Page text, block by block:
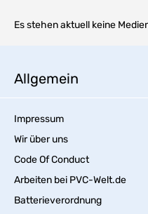
Es stehen aktuell keine
Allgemein
Impressum
Wir über uns
Code Of Conduct
Arbeiten bei PVC-Welt.de
Batterieverordnung